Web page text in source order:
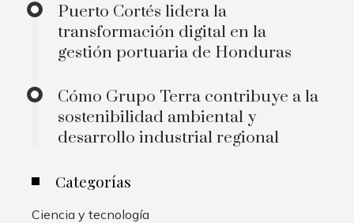
Puerto Cortés lidera la
transformación digital en la
gestión portuaria de Honduras
Cómo Grupo Terra contribuye a la
sostenibilidad ambiental y
desarrollo industrial regional
Categorías
Ciencia y tecnología